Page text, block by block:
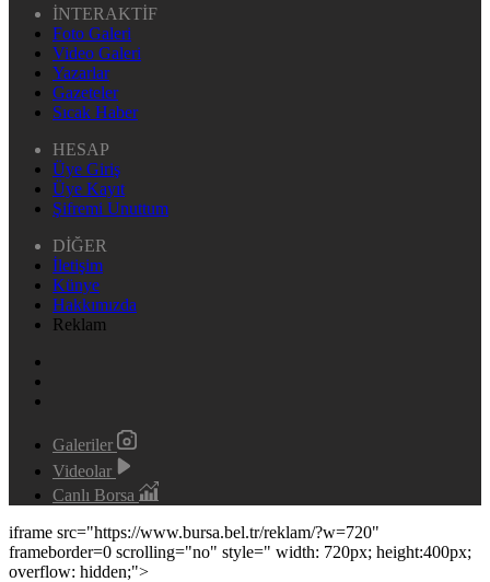
İNTERAKTİF
Foto Galeri
Video Galeri
Yazarlar
Gazeteler
Sıcak Haber
HESAP
Üye Giriş
Üye Kayıt
Şifremi Unuttum
DİĞER
İletişim
Künye
Hakkımızda
Reklam
Galeriler
Videolar
Canlı Borsa
iframe src="https://www.bursa.bel.tr/reklam/?w=720"
frameborder=0 scrolling="no" style=" width: 720px; height:400px;
overflow: hidden;">